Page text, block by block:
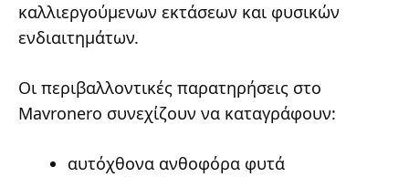
καλλιεργούμενων εκτάσεων και φυσικών
ενδιαιτημάτων.
Οι περιβαλλοντικές παρατηρήσεις στο
Mavronero συνεχίζουν να καταγράφουν:
αυτόχθονα ανθοφόρα φυτά